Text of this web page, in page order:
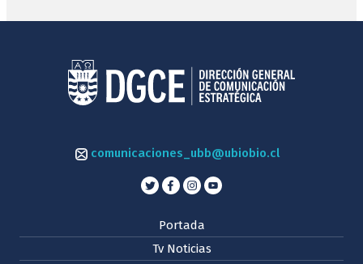
comunicaciones_ubb@ubiobio.cl
Portada
Tv Noticias